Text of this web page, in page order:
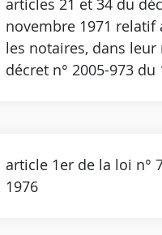
articles 21 et 34 du
novembre 1971 relatif
les notaires, dans
décret n° 2005-973 du
article 1er de la loi n°
1976